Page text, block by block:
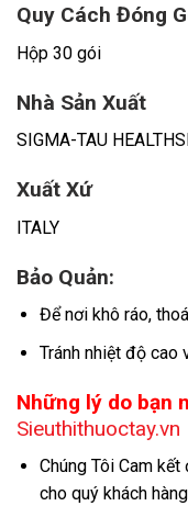
Quy Cách Đóng
Hộp 30 gói
Nhà Sản Xuất
SIGMA-TAU
Xuất Xứ
ITALY
Bảo Quản:
Để nơi khô ráo,
Tránh nhiệt độ cao
Những lý do bạn
Sieuthithuoctay.vn
Chúng Tôi Cam
cho quý khách